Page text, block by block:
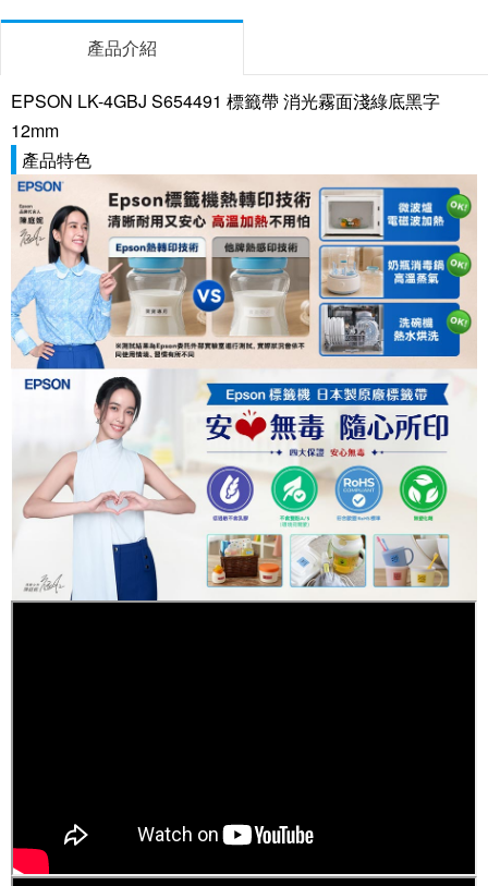
產品介紹
EPSON LK-4GBJ S654491 標籤帶 消光霧面淺綠底黑字
12mm
產品特色